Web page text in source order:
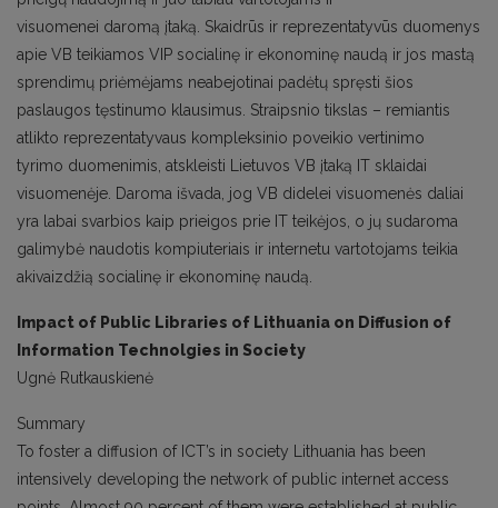
visuomenei daromą įtaką. Skaidrūs ir reprezentatyvūs duomenys
apie VB teikiamos VIP socialinę ir ekonominę naudą ir jos mastą
sprendimų priėmėjams neabejotinai padėtų spręsti šios
paslaugos tęstinumo klausimus. Straipsnio tikslas – remiantis
atlikto reprezentatyvaus kompleksinio poveikio vertinimo
tyrimo duomenimis, atskleisti Lietuvos VB įtaką IT sklaidai
visuomenėje. Daroma išvada, jog VB didelei visuomenės daliai
yra labai svarbios kaip prieigos prie IT teikėjos, o jų sudaroma
galimybė naudotis kompiuteriais ir internetu vartotojams teikia
akivaizdžią socialinę ir ekonominę naudą.
Impact of Public Libraries of Lithuania on Diffusion of
Information Technolgies in Society
Ugnė Rutkauskienė
Summary
To foster a diffusion of ICT’s in society Lithuania has been
intensively developing the network of public internet access